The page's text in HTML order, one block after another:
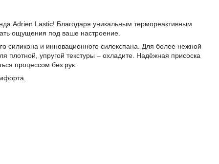
Adrien Lastic! Благодаря уникальным термореактивным
ощущения под ваше настроение.
силикона и инновационного силекспана. Для более нежной
плотной, упругой текстуры – охладите. Надёжная присоска
процессом без рук.